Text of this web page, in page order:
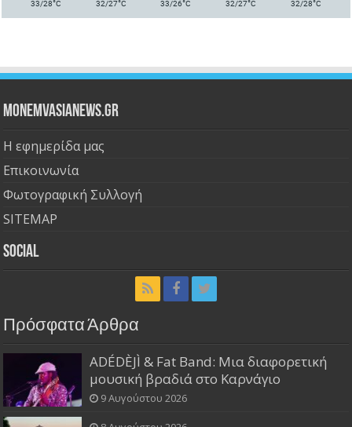
33/28°C 32/27°C 33/26°C 32/27°C 32/28°C
Monemvasianews.gr
Η εφημερίδα μας
Επικοινωνία
Φωτογραφική Συλλογή
SITEMAP
Social
Πρόσφατα Άρθρα
ADÉDÈJÌ & Fat Band: Μια διαφορετική
μουσική βραδιά στο Καρνάγιο
9 Αυγούστου 2026